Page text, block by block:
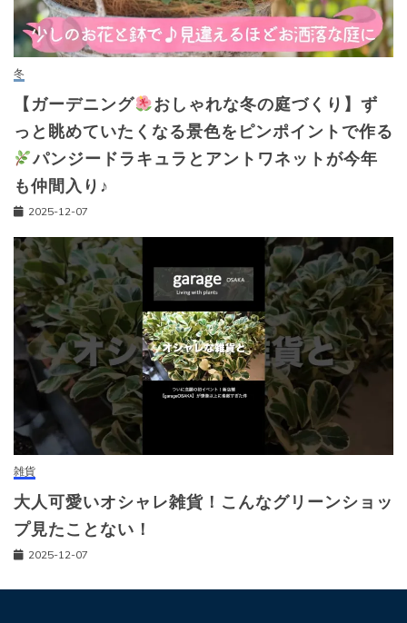
冬
【ガーデニング
おしゃれな冬の庭づくり】ず
っと眺めていたくなる景色をピンポイントで作る
パンジードラキュラとアントワネットが今年
も仲間入り♪
2025-12-07
雑貨
大人可愛いオシャレ雑貨！こんなグリーンショッ
プ見たことない！
2025-12-07